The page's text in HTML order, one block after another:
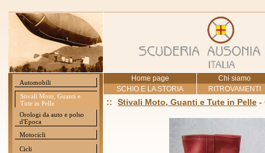
Automobili
Stivali Moto, Guanti e
Tute in Pelle
Orologi da auto e polso
d'Epoca
Motocicli
Cicli
Home page
Chi siamo
SCHIO E LA STORIA
RITROVAMENTI
:: Stivali Moto, Guanti e Tute in Pelle -